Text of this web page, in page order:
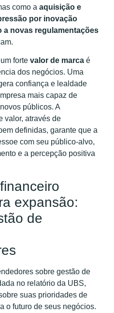
como aaquisição e
por inovação
a novas regulamentações
um fortevalor de marca é
dos negócios. Uma
confiança e lealdade
mais capaz de
públicos. A
valor, através de
definidas, garante que a
com seu público-alvo,
e a percepção positiva
expansão:
de
sobre gestão de
no relatório da UBS,
suas prioridades de
o futuro de seus negócios.